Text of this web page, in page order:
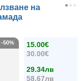
на
15.00€
30.00€
29.34лв
58.67лв
-50%